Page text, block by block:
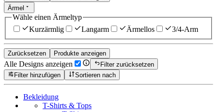
Ärmel
Wähle einen Ärmeltyp
Kurzärmlig
Langarm Ärmellos 3/4-Arm
Zurücksetzen Produkte anzeigen
Alle Designs anzeigen
Filter zurücksetzen
Filter hinzufügen
Sortieren nach
Bekleidung
T-Shirts & Tops